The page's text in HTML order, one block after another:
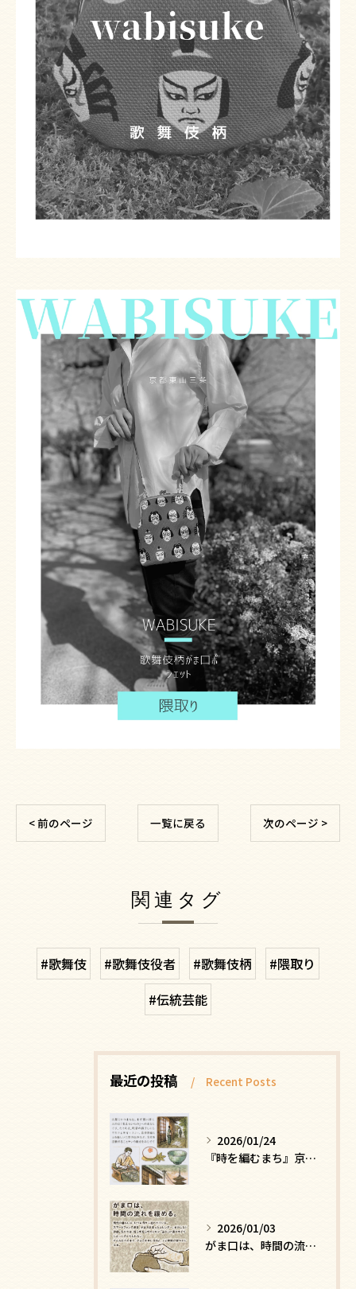
< 前のページ 一覧に戻る 次のページ >
関連タグ
#歌舞伎 #歌舞伎役者 #歌舞伎柄
#隈取り
#伝統芸能
最近の投稿 Recent Posts
2026/01/24
『時を編むまち』京都ー日常にひそむ、静かな贅沢
2026/01/03
がま口は、時間の流れを緩める